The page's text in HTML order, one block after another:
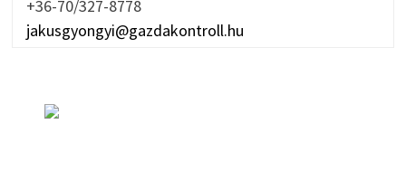
+36-70/327-8778
jakusgyongyi@gazdakontroll.hu